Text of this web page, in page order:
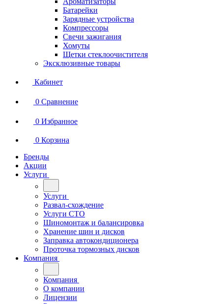
Батарейки
Зарядные устройства
Компрессоры
Свечи зажигания
Хомуты
Щетки стеклоочистителя
Эксклюзивные товары
Кабинет
0 Сравнение
0 Избранное
0 Корзина
Бренды
Акции
Услуги
Услуги
Развал-схождение
Услуги СТО
Шиномонтаж и балансировка
Хранение шин и дисков
Заправка автокондиционера
Проточка тормозных дисков
Компания
Компания
О компании
Лицензии